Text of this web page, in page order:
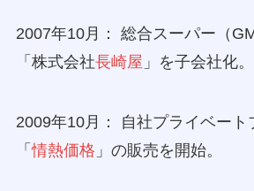
2007年10月： 総合スーパー（
「株式会社長崎屋 」を子会社化。
2009年10月： 自社プライベート
「情熱価格 」の販売を開始。